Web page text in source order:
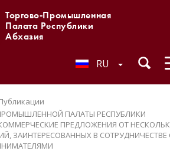
Торгово-Промышленная
Палата Республики
Абхазия
RU
ПАЛАТЫ РЕСПУБЛИКИ
ПРЕДЛОЖЕНИЯ ОТ
ЗАИНТЕРЕСОВАННЫХ В СОТРУДНИЧЕСТВЕ